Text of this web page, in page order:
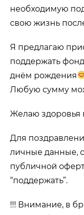
необходимую
свою жизнь
Я предлагаю
поддержать
днём рождения
Любую сумму
Желаю здоровья
Для
личные данные,
публичной
“поддержать”.
!!! Внимание, в